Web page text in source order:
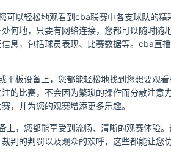
以轻松地观看到cba联赛中各支球队的
何地，只要有网络连接，您都可以随时
息，包括球员表现、比赛数据等。cba
板设备上，您都能轻松地找到您想要观
的比赛，不会因为繁琐的操作而分散注
，并为您的观赛增添更多乐趣。
，您都能享受到流畅、清晰的观赛体验
判的判罚以及观众的欢呼，这些都能让